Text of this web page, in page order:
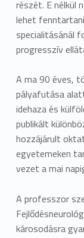
részét. E nélkül
lehet
specialitásánál
progresszív
A ma 90 éves,
pályafutása
idehaza és
publikált
hozzájárult
egyetemeken
vezet a mai
A professzor
károsodásra